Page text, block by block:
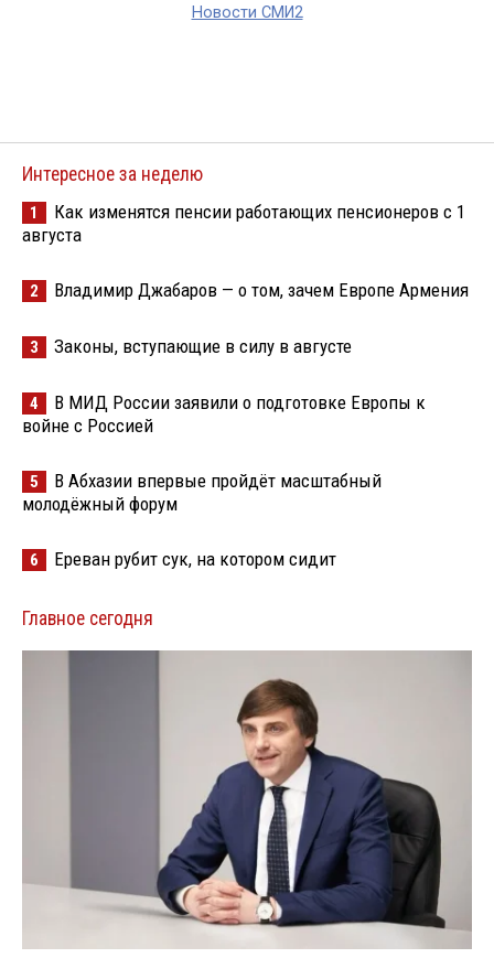
Новости СМИ2
Интересное за неделю
1
Как изменятся пенсии работающих пенсионеров с 1
августа
2 Владимир Джабаров — о том, зачем Европе Армения
3 Законы, вступающие в силу в августе
4
В МИД России заявили о подготовке Европы к
войне с Россией
5
В Абхазии впервые пройдёт масштабный
молодёжный форум
6 Ереван рубит сук, на котором сидит
Главное сегодня